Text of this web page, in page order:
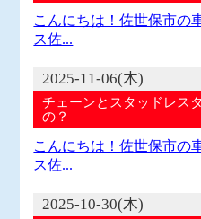
こんにちは！佐世保市の
ス佐...
2025-11-06(木)
チェーンとスタッドレス
の？
こんにちは！佐世保市の
ス佐...
2025-10-30(木)